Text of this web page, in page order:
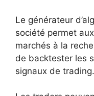
Le générateur
société permet
marchés à la
de backtester les
signaux de trading.